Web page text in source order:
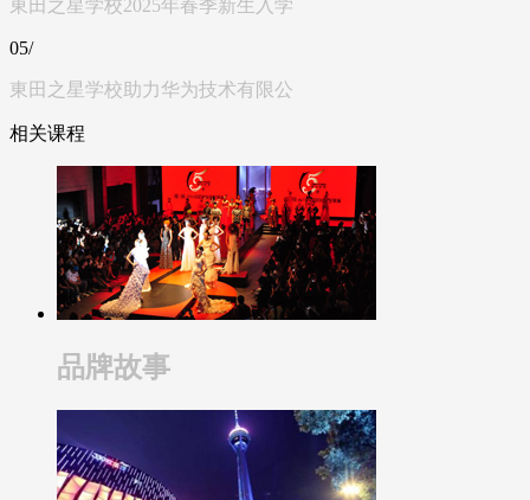
東田之星学校2025年春季新生入学
05/
東田之星学校助力华为技术有限公
相关课程
品牌故事